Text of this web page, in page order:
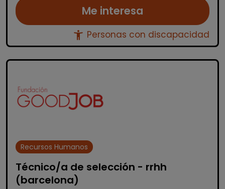
Me interesa
accessibility_new Personas con discapacidad
Recursos Humanos
Técnico/a de selección - rrhh
(barcelona)